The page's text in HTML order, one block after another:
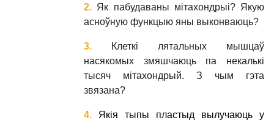
2. Як пабудаваны мітахондрыі? Якую
асноўную функцыю яны выконваюць?
3. Клеткі лятальных мышцаў
насякомых змяшчаюць па некалькі
тысяч мітахондрый. З чым гэта
звязана?
4.
Якія тыпы пластыд вылучаюць у